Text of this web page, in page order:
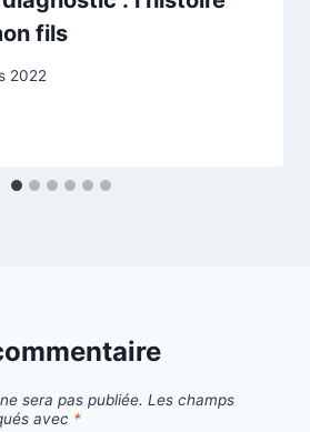
fils
2022
sera pas publiée. Les champs
avec *